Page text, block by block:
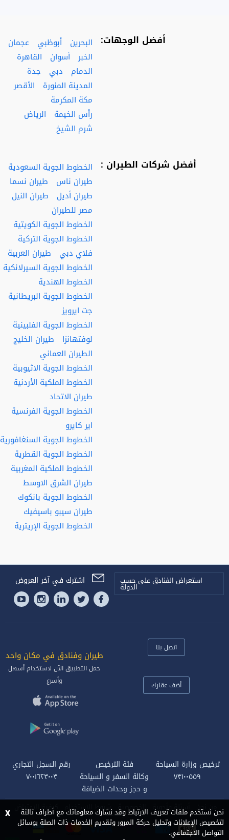
أفضل الوجهات: البحرين أبوظبي
عجمان
الخبر أسوان
القاهرة
الدمام
دبي
جدة
المدينة المنورة
الأقصر
مكة المكرمة
رأس الخيمة
الرياض
شرم الشيخ
أفضل شركات الطيران :
الخطوط الجوية السعودية
طيران ناس
طيران نسما
طيران أديل
طيران النيل
مصر للطيران
الخطوط الجوية الكويتية
الخطوط الجوية التركية
فلاي دبي
طيران العربية
الخطوط الجوية السيرلانكية
الخطوط الهندية
الخطوط الجوية البريطانية
جت ايرويز
الخطوط الجوية الفلبينية
لوفتهانزا
طيران الخليج
الطيران العماني
الخطوط الجوية الاثيوبية
الخطوط الملكية الأردنية
طيران الاتحاد
الخطوط الجوية الفرنسية
اير كايرو
الخطوط الجوية السنغافورية
الخطوط الجوية القطرية
الخطوط الملكية المغربية
طيران الشرق الاوسط
الخطوط الجوية بانكوك
طيران سيبو باسيفيك
الخطوط الجوية الإريترية
اشترك في آخر العروض استعراض الفنادق على حسب
الدولة
اتصل بنا
أضف عقارك
طيران وفنادق في مكان واحد‎
حمل التطبيق الآن لاستخدام أسهل
وأسرع
ترخيص وزارة السياحة
٧٣١٠٠٥٥٩
فئة الترخيص
وكالة السفر و السياحة
و حجز وحدات الضيافة
رقم السجل التجاري
٧٠٠١٦٢٣٠٠٣
من نحن أسئلة وأجوبة الخصوصية شروط الاستخدام كيفية الاعتراض
وظائف
نحن نستخدم ملفات تعريف الارتباط وقد نشارك معلوماتك مع أطراف ثالثة
لتخصيص الإعلانات وتحليل حركة المرور وتقديم الخدمات ذات الصلة بوسائل
التواصل الاجتماعي.
x